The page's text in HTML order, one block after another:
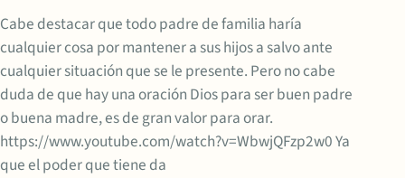
Cabe destacar que todo padre de familia haría
cualquier cosa por mantener a sus hijos a salvo ante
cualquier situación que se le presente. Pero no cabe
duda de que hay una oración Dios para ser buen padre
o buena madre, es de gran valor para orar.
https://www.youtube.com/watch?v=WbwjQFzp2w0 Ya
que el poder que tiene da